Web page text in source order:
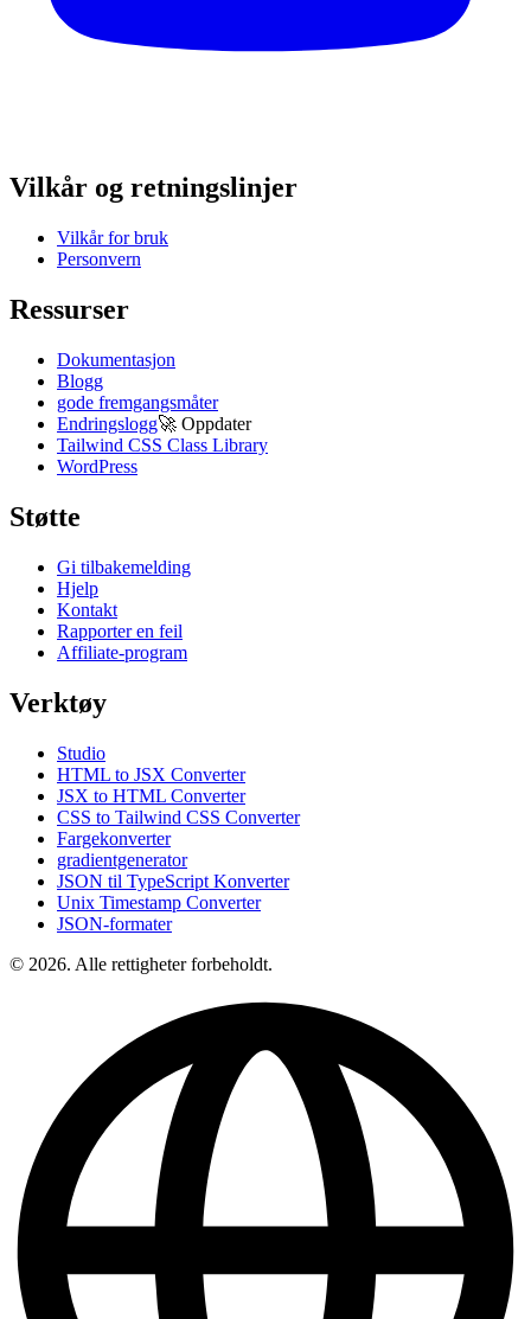
Vilkår og retningslinjer
Vilkår for bruk
Personvern
Ressurser
Dokumentasjon
Blogg
gode fremgangsmåter
Endringslogg🚀 Oppdater
Tailwind CSS Class Library
WordPress
Støtte
Gi tilbakemelding
Hjelp
Kontakt
Rapporter en feil
Affiliate-program
Verktøy
Studio
HTML to JSX Converter
JSX to HTML Converter
CSS to Tailwind CSS Converter
Fargekonverter
gradientgenerator
JSON til TypeScript Konverter
Unix Timestamp Converter
JSON-formater
© 2026. Alle rettigheter forbeholdt.